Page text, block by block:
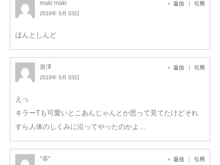
maki maki
2018年 9月 03日
返信 引用
ほんとしんど
唐澤
2018年 9月 03日
返信 引用
えっ
キラーTも可愛いとこあんじゃんとか思って見てたけどそれ
すら人体のしくみに沿ってやったのかよ…
*葵* 返信 引用